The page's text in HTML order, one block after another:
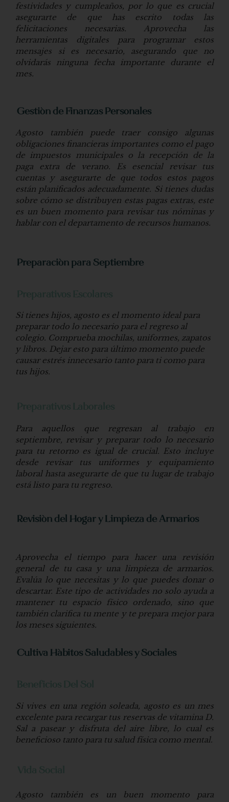
festividades y cumpleaños, por lo que es crucial
asegurarte de que has escrito todas las
felicitaciones necesarias. Aprovecha las
herramientas digitales para programar estos
mensajes si es necesario, asegurando que no
olvidarás ninguna fecha importante durante el
mes.
Gestión de Finanzas Personales
Agosto también puede traer consigo algunas
obligaciones financieras importantes como el pago
de impuestos municipales o la recepción de la
paga extra de verano. Es esencial revisar tus
cuentas y asegurarte de que todos estos pagos
están planificados adecuadamente. Si tienes dudas
sobre cómo se distribuyen estas pagas extras, este
es un buen momento para revisar tus nóminas y
hablar con el departamento de recursos humanos.
Preparación para Septiembre
Si tienes hijos, agosto es el momento ideal para
preparar todo lo necesario para el regreso al
colegio. Comprueba mochilas, uniformes, zapatos
y libros. Dejar esto para último momento puede
causar estrés innecesario tanto para ti como para
tus hijos.
Para aquellos que regresan al trabajo en
septiembre, revisar y preparar todo lo necesario
para tu retorno es igual de crucial. Esto incluye
desde revisar tus uniformes y equipamiento
laboral hasta asegurarte de que tu lugar de trabajo
está listo para tu regreso.
Revisión del Hogar y Limpieza de Armarios
Aprovecha el tiempo para hacer una revisión
general de tu casa y una limpieza de armarios.
Evalúa lo que necesitas y lo que puedes donar o
descartar. Este tipo de actividades no solo ayuda a
mantener tu espacio físico ordenado, sino que
también clarifica tu mente y te prepara mejor para
los meses siguientes.
Cultiva Hábitos Saludables y Sociales
Si vives en una región soleada, agosto es un mes
excelente para recargar tus reservas de vitamina D.
Sal a pasear y disfruta del aire libre, lo cual es
beneficioso tanto para tu salud física como mental.
Agosto también es un buen momento para